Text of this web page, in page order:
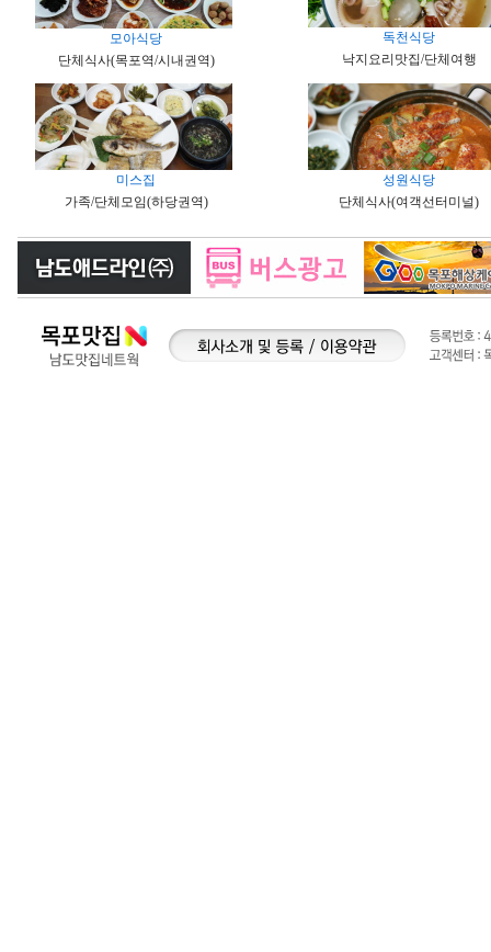
모아식당
단체식사(목포역/시내권역)
독천식당
낙지요리맛집/단체여행
미스집
가족/단체모임(하당권역)
성원식당
단체식사(여객선터미널)